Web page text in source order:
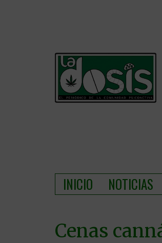
INICIO NOTICIAS
Cenas